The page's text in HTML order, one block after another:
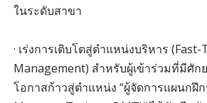
ในระดับสาขา
· เร่งการเติบโตสู่ตำแหน่งบริหาร
Management) สำหรับผู้เข้าร่วมที่มีศัก
โอกาสก้าวสู่ตำแหน่ง “ผู้จัดการแผนกฝึ